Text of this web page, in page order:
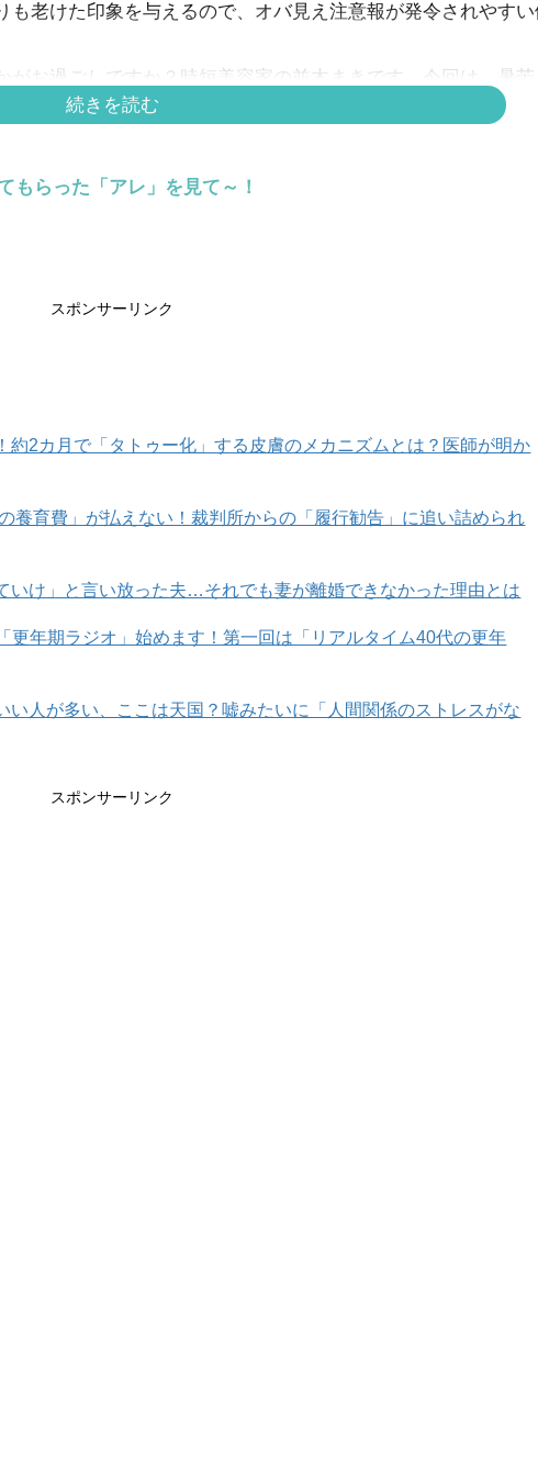
老けた印象を与えるので、オバ見え注意報が発令されやす
お過ごしですか？時短美容家の並木まきです。今回は、暑苦
を3つお話します。
な質感のアイシャドウ
よって目もとの印象は大きく変わります。ここ数年は、透け
シャドウに手が伸びがちに。
さが際立ってしまうので、これもオバ見え要素ではあるのです
ベッタリとしたアイメイクにも見えがちに。つまるところ「
シャドウは厚塗り感からの暑苦しさを醸しやすい点に要注意で
みて。
続きを読む
もらった「アレ」を見て～！
スポンサーリンク
2カ月で「タトゥー化」する皮膚のメカニズムとは？医師が明か
養育費」が払えない！裁判所からの「履行勧告」に追い詰められ
いけ」と言い放った夫…それでも妻が離婚できなかった理由とは
更年期ラジオ」始めます！第一回は「リアルタイム40代の更年
人が多い、ここは天国？嘘みたいに「人間関係のストレスがな
スポンサーリンク